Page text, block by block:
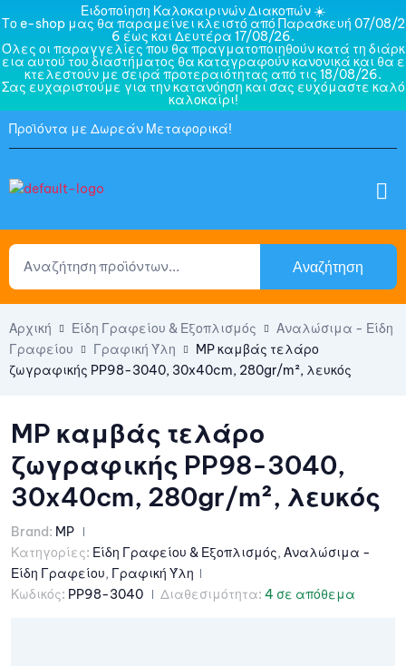
Ειδοποίηση Καλοκαιρινών Διακοπών ☀️
Το e-shop μας θα παραμείνει κλειστό από Παρασκευή 07/08/2
6 έως και Δευτέρα 17/08/26.
Όλες οι παραγγελίες που θα πραγματοποιηθούν κατά τη διάρκ
εια αυτού του διαστήματος θα καταγραφούν κανονικά και θα ε
κτελεστούν με σειρά προτεραιότητας από τις 18/08/26.
Σας ευχαριστούμε για την κατανόηση και σας ευχόμαστε καλό
καλοκαίρι!
Προϊόντα με Δωρεάν Μεταφορικά!
Αναζήτηση
Αρχική Είδη Γραφείου & Εξοπλισμός
Αναλώσιμα - Είδη
Γραφείου
Γραφική Ύλη
MP καμβάς τελάρο
ζωγραφικής PP98-3040, 30x40cm, 280gr/m², λευκός
MP καμβάς τελάρο
ζωγραφικής PP98-3040,
30x40cm, 280gr/m², λευκός
Brand: MP
Κατηγορίες: Είδη Γραφείου & Εξοπλισμός, Αναλώσιμα -
Είδη Γραφείου, Γραφική Ύλη
Κωδικός: PP98-3040 Διαθεσιμότητα: 4 σε απόθεμα